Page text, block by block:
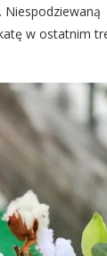
Niespodziewaną
w ostatnim